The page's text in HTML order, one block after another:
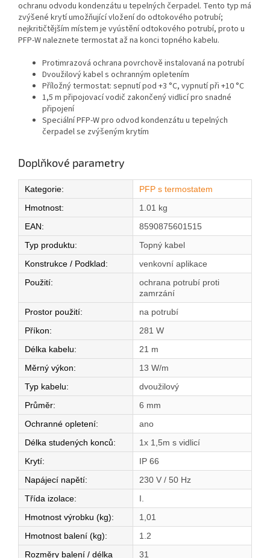
ochranu odvodu kondenzátu u tepelných čerpadel. Tento typ má
zvýšené krytí umožňující vložení do odtokového potrubí;
nejkritičtějším místem je vyústění odtokového potrubí, proto u
PFP-W naleznete termostat až na konci topného kabelu.
Protimrazová ochrana povrchově instalovaná na potrubí
Dvoužilový kabel s ochranným opletením
Příložný termostat: sepnutí pod +3 °C, vypnutí při +10 °C
1,5 m připojovací vodič zakončený vidlicí pro snadné
připojení
Speciální PFP-W pro odvod kondenzátu u tepelných
čerpadel se zvýšeným krytím
Doplňkové parametry
Kategorie:
PFP s termostatem
Hmotnost:
1.01 kg
EAN:
8590875601515
Typ produktu:
Topný kabel
Konstrukce / Podklad:
venkovní aplikace
Použití:
ochrana potrubí proti
zamrzání
Prostor použití:
na potrubí
Příkon:
281 W
Délka kabelu:
21 m
Měrný výkon:
13 W/m
Typ kabelu:
dvoužilový
Průměr:
6 mm
Ochranné opletení:
ano
Délka studených konců:
1x 1,5m s vidlicí
Krytí:
IP 66
Napájecí napětí:
230 V / 50 Hz
Třída izolace:
I.
Hmotnost výrobku (kg):
1,01
Hmotnost balení (kg):
1.2
Rozměry balení / délka
31